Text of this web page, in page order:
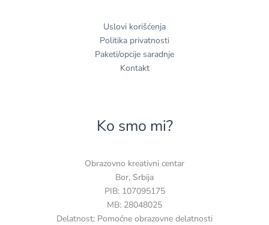
Uslovi korišćenja
Politika privatnosti
Paketi/opcije saradnje
Kontakt
Ko smo mi?
Obrazovno kreativni centar
Bor, Srbija
PIB: 107095175
MB: 28048025
Delatnost: Pomoćne obrazovne delatnosti